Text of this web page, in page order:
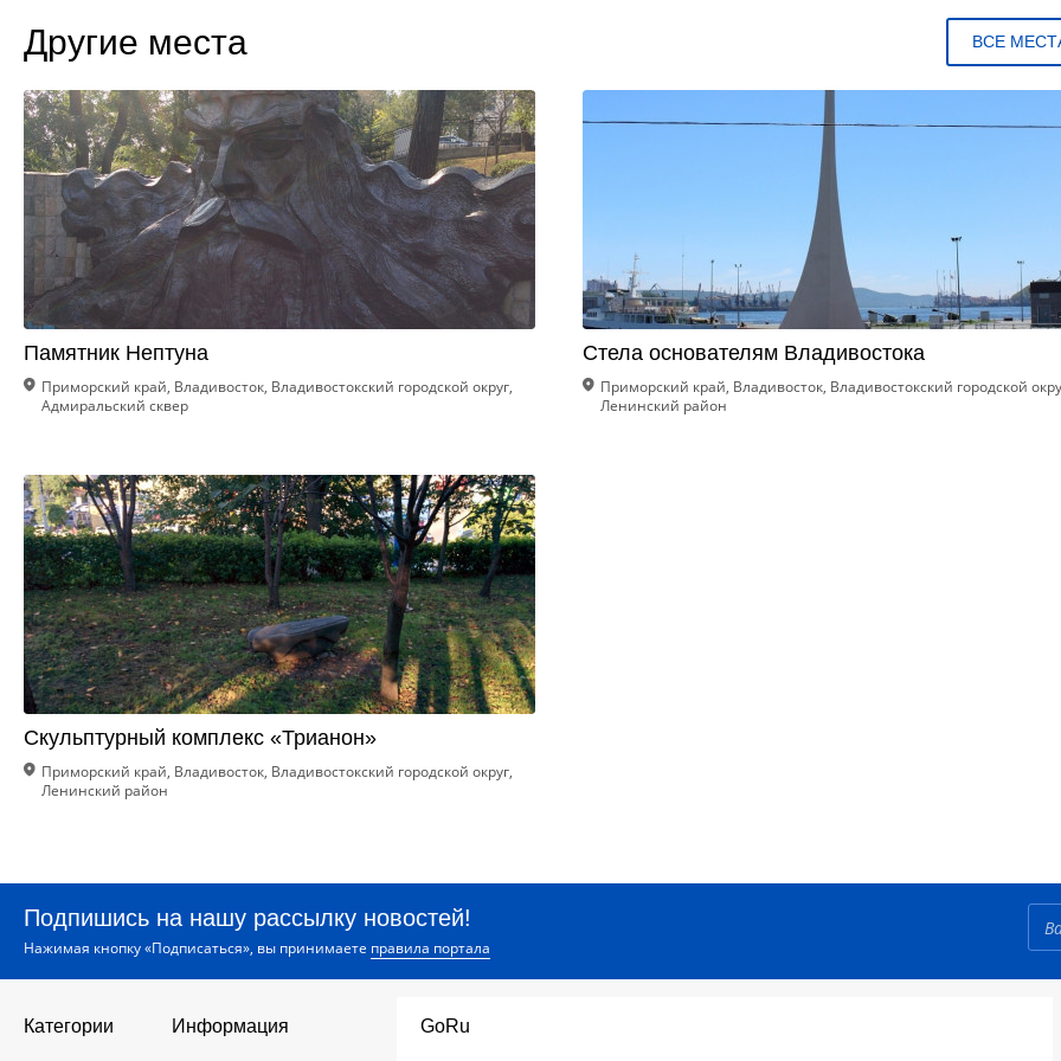
Другие места ВСЕ
Памятник Нептуна
Приморский край, Владивосток, Владивостокский городской округ,
Адмиральский сквер
Стела основателям Владивостока
Приморский край, Владивосток, Владивостокский городской
Ленинский район
Скульптурный комплекс «Трианон»
Приморский край, Владивосток, Владивостокский городской округ,
Ленинский район
Подпишись на нашу рассылку новостей!
Нажимая кнопку «Подписаться», вы принимаете правила портала
Категории Информация
GoRu